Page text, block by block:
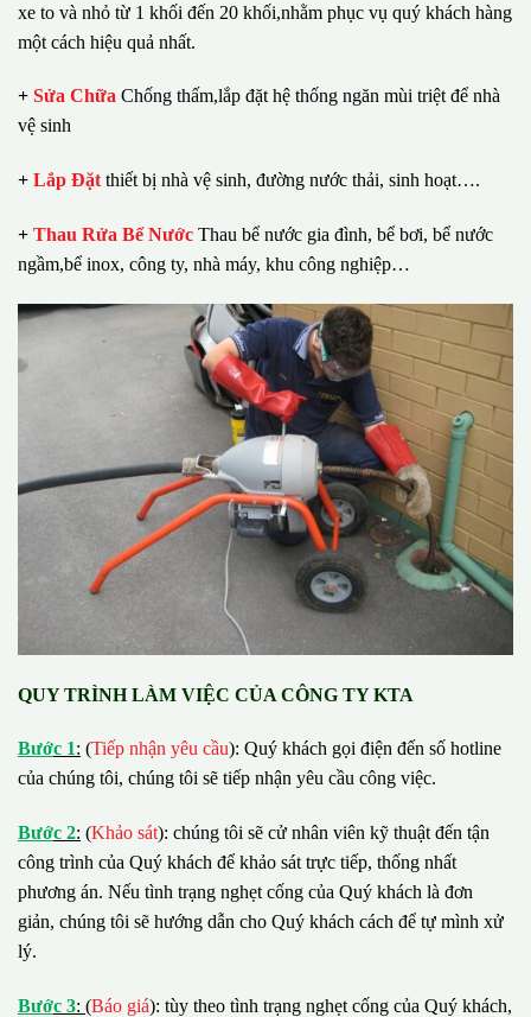
xe to và nhỏ từ 1 khối đến 20 khối,nhằm phục vụ quý khách hàng
một cách hiệu quả nhất.
+ Sửa Chữa Chống thấm,lắp đặt hệ thống ngăn mùi triệt để nhà
vệ sinh
+ Lắp Đặt thiết bị nhà vệ sinh, đường nước thải, sinh hoạt….
+ Thau Rửa Bể Nước Thau bể nước gia đình, bể bơi, bể nước
ngầm,bể inox, công ty, nhà máy, khu công nghiệp…
QUY TRÌNH LÀM VIỆC CỦA CÔNG TY KTA
Bước 1: (Tiếp nhận yêu cầu): Quý khách gọi điện đến số hotline
của chúng tôi, chúng tôi sẽ tiếp nhận yêu cầu công việc.
Bước 2: (Khảo sát): chúng tôi sẽ cử nhân viên kỹ thuật đến tận
công trình của Quý khách để khảo sát trực tiếp, thống nhất
phương án. Nếu tình trạng nghẹt cống của Quý khách là đơn
giản, chúng tôi sẽ hướng dẫn cho Quý khách cách để tự mình xử
lý.
Bước 3: (Báo giá): tùy theo tình trạng nghẹt cống của Quý khách,